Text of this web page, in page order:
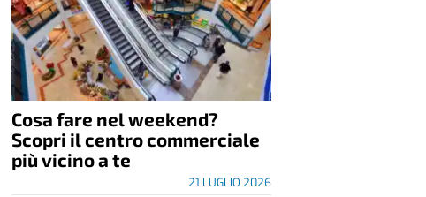
Cosa fare nel weekend?
Scopri il centro commerciale
più vicino a te
21 LUGLIO 2026